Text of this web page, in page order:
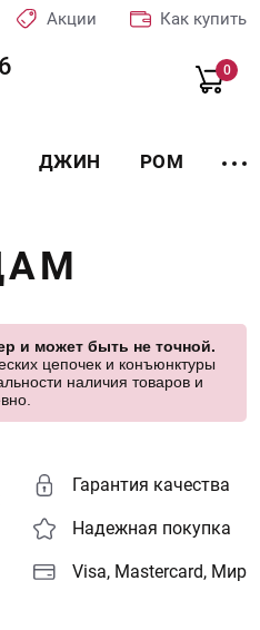
Акции Как купить
0
ДЖИН РОМ
и может быть не точной.
цепочек и конъюнктуры
наличия товаров и
Гарантия качества
Надежная покупка
Visa, Mastercard, Мир